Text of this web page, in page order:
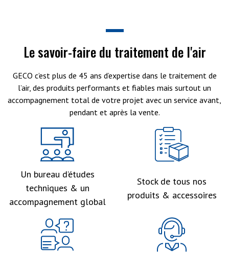
Le savoir-faire du traitement de l'air
GECO c’est plus de 45 ans d’expertise dans le traitement de
l’air, des produits performants et fiables mais surtout un
accompagnement total de votre projet avec un service avant,
pendant et après la vente.
Un bureau d’études
techniques & un
accompagnement global
Stock de tous nos
produits & accessoires